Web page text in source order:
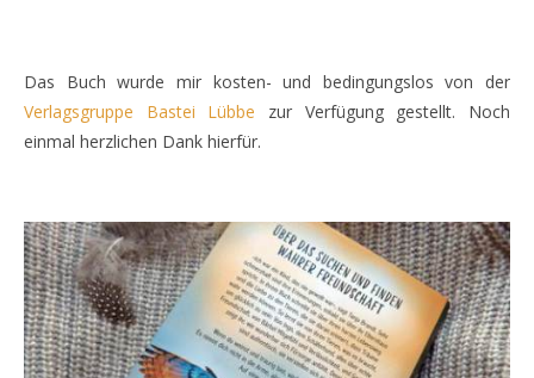
Das Buch wurde mir kosten- und bedingungslos von der
Verlagsgruppe Bastei Lübbe zur Verfügung gestellt. Noch
einmal herzlichen Dank hierfür.